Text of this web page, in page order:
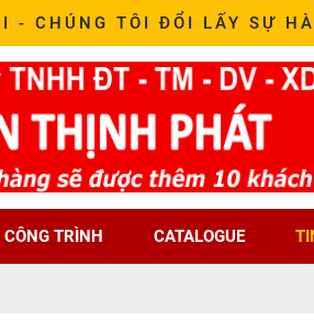
- CHÚNG TÔI ĐỔI LẤY SỰ
CÔNG TRÌNH CATALOGUE